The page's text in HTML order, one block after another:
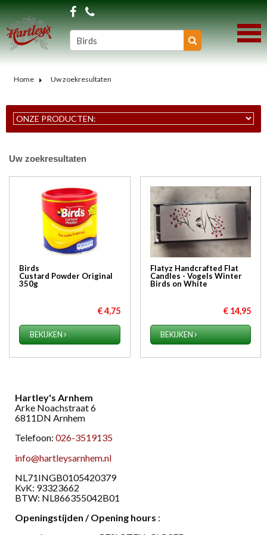
Home Uw zoekresultaten
Uw zoekresultaten
Birds
Custard Powder Original
350g
€ 4,75
BEKIJKEN
Flatyz Handcrafted Flat
Candles - Vogels Winter
Birds on White
€ 14,95
BEKIJKEN
Hartley's Arnhem
Arke Noachstraat 6
6811DN Arnhem
Telefoon: 026-3519135
info@hartleysarnhem.nl
​NL71INGB0105420379
KvK: 93323662
BTW: NL866355042B01
Openingstijden / Opening hours :